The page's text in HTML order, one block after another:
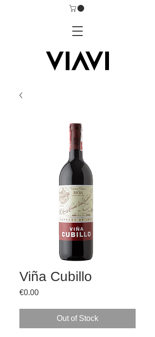
Viña Cubillo
€0.00Price
Out of Stock